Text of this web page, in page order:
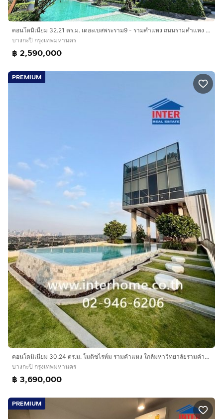
คอนโดมิเนียม 32.21 ตร.ม. เดอะเบสพระราม9 - รามคำแหง ถนนรามคำแหง ถนนพระราม9 เขตบางกะปิ กรุงเทพมหานคร
บางกะปิ กรุงเทพมหานคร
฿ 2,590,000
PREMIUM
คอนโดมิเนียม 30.24 ตร.ม. โมดิซไรห์ม รามคำแหง ใกล้มหาวิทยาลัยรามคำแหง ถนนรามคำแหง เขตบางกะปิ กรุงเทพมหานคร
บางกะปิ กรุงเทพมหานคร
฿ 3,690,000
PREMIUM